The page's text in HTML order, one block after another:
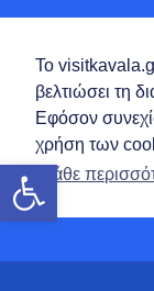
Το
βελτιώσει τη
Εφόσον
χρήση των
Μάθε
Ανοίξτε τη γραμμή